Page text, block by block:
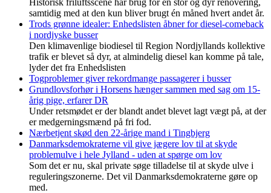
samtidig med at den kun bliver brugt én måned hvert andet år.
Trods grønne idealer: Enhedslisten åbner for diesel-comeback
i nordjyske busser
Den klimavenlige biodiesel til Region Nordjyllands kollektive
trafik er blevet så dyr, at almindelig diesel kan komme på tale,
lyder det fra Enhedslisten
Togproblemer giver rekordmange passagerer i busser
Grundlovsforhør i Horsens hænger sammen med sag om 15-
årig pige, erfarer DR
Under retsmødet er der blandt andet blevet lagt vægt på, at der
er medgerningsmænd på fri fod.
Nærbetjent skød den 22-årige mand i Tingbjerg
Danmarksdemokraterne vil give jægere lov til at skyde
problemulve i hele Jylland - uden at spørge om lov
Som det er nu, skal private søge tilladelse til at skyde ulve i
reguleringszonerne. Det vil Danmarksdemokraterne gøre op
med.